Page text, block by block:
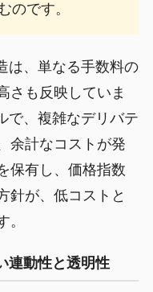
のです。
は、単なる手数料の
さも反映していま
で、複雑なデリバテ
余計なコストが発
保有し、価格指数
針が、低コストと
。
連動性と透明性